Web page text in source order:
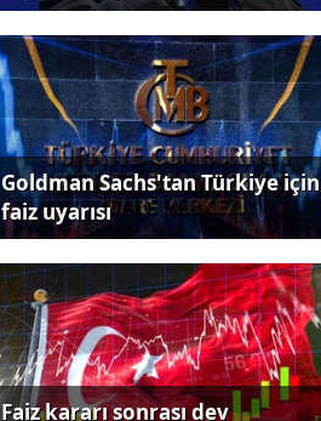
Goldman Sachs'tan Türkiye için
faiz uyarısı
Faiz kararı sonrası dev